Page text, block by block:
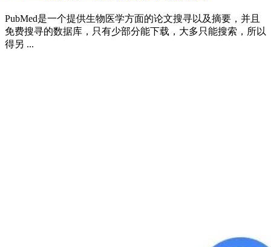
PubMed是一个提供生物医学方面的论文搜寻以及摘要，并且
免费搜寻的数据库，只有少部分能下载，大多只能搜索，所以
得另 ...